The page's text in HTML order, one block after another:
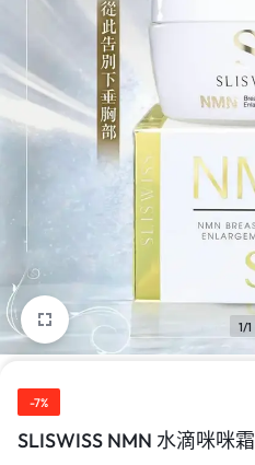
1/1
-7%
SLISWISS NMN 水滴咪咪霜